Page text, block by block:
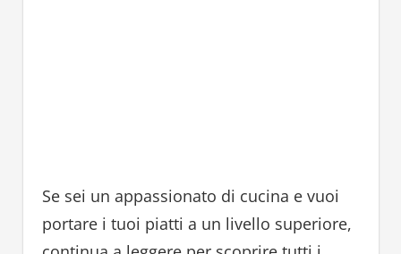
Se sei un appassionato di cucina e vuoi
portare i tuoi piatti a un livello superiore,